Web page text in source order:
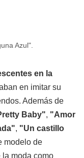
Azul".
en la
en imitar su
Además de
Baby", "Amor
, "Un castillo
modelo de
la moda como